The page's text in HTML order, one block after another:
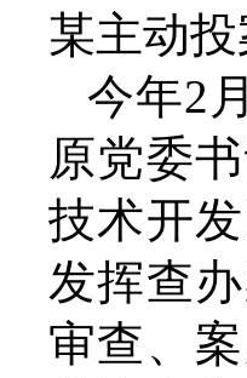
某主动投
今年2
原党委
技术开
发挥查
审查、